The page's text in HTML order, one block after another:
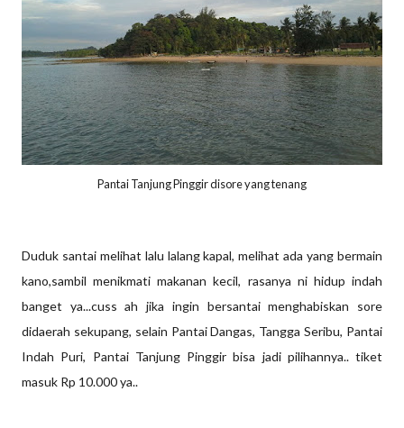
Pantai Tanjung Pinggir disore yang tenang
Duduk santai melihat lalu lalang kapal, melihat ada yang bermain
kano,sambil menikmati makanan kecil, rasanya ni hidup indah
banget ya...cuss ah jika ingin bersantai menghabiskan sore
didaerah sekupang, selain Pantai Dangas, Tangga Seribu, Pantai
Indah Puri, Pantai Tanjung Pinggir bisa jadi pilihannya.. tiket
masuk Rp 10.000 ya..